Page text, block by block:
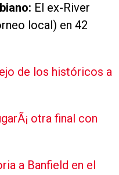
El ex-River
local) en 42
de los históricos a
otra final con
a Banfield en el